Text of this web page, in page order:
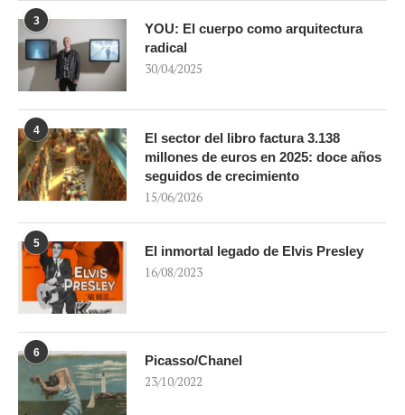
3
YOU: El cuerpo como arquitectura
radical
30/04/2025
4
El sector del libro factura 3.138
millones de euros en 2025: doce años
seguidos de crecimiento
15/06/2026
5
El inmortal legado de Elvis Presley
16/08/2023
6
Picasso/Chanel
23/10/2022